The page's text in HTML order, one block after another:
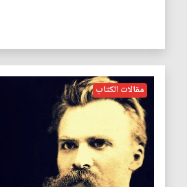
مقالات الكتاب